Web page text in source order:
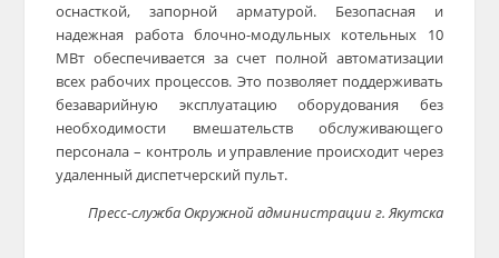
оснасткой, запорной арматурой. Безопасная и
надежная работа блочно-модульных котельных 10
МВт обеспечивается за счет полной автоматизации
всех рабочих процессов. Это позволяет поддерживать
безаварийную эксплуатацию оборудования без
необходимости вмешательств обслуживающего
персонала – контроль и управление происходит через
удаленный диспетчерский пульт.
Пресс-служба Окружной администрации г. Якутска